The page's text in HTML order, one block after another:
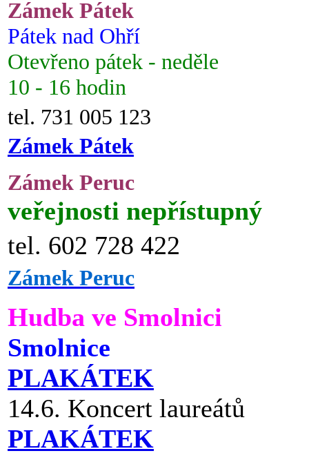
Zámek Pátek
Pátek nad Ohří
Otevřeno pátek - neděle
10 - 16 hodin
tel. 731 005 123
Zámek Pátek
Zámek Peruc
veřejnosti nepřístupný
tel. 602 728 422
Zámek Peruc
Hudba ve Smolnici
Smolnice
PLAKÁTEK
14.6. Koncert laureátů
PLAKÁTEK